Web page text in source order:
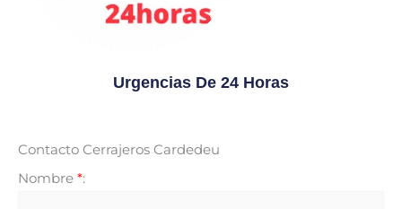
Urgencias De 24 Horas
Contacto Cerrajeros Cardedeu
Nombre *: